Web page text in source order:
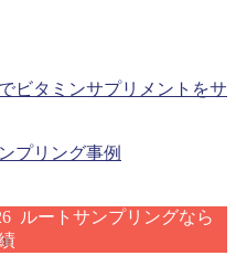
ビタミンサプリメントをサ
プリング事例
ルートサンプリングなら